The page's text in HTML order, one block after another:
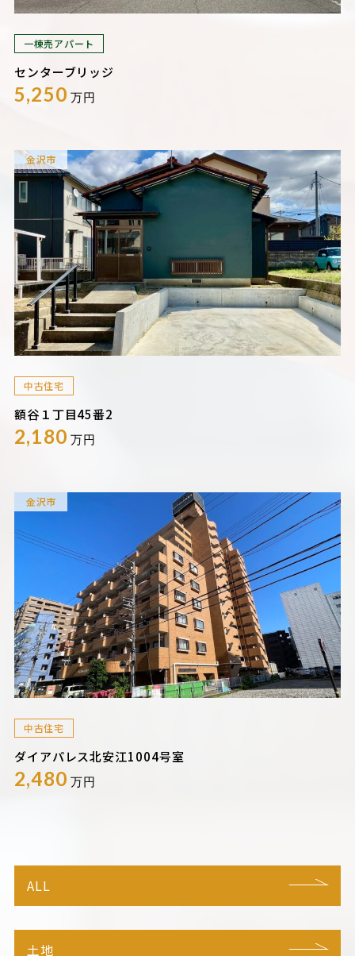
一棟売アパート
センターブリッジ
5,250 万円
金沢市
中古住宅
額谷１丁目45番2
2,180 万円
金沢市
中古住宅
ダイアパレス北安江1004号室
2,480 万円
ALL
土地